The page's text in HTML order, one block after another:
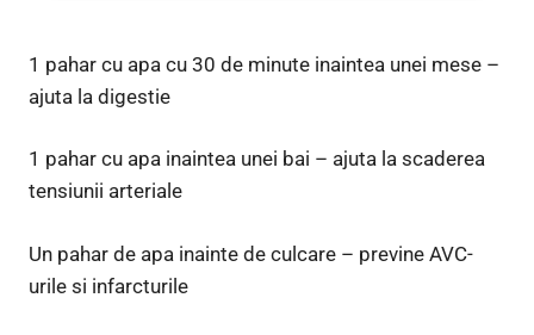
1 pahar cu apa cu 30 de minute inaintea unei mese –
ajuta la digestie
1 pahar cu apa inaintea unei bai – ajuta la scaderea
tensiunii arteriale
Un pahar de apa inainte de culcare – previne AVC-
urile si infarcturile